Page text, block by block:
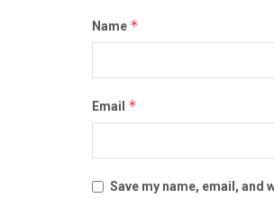
Name *
Email *
Save my name, email, and